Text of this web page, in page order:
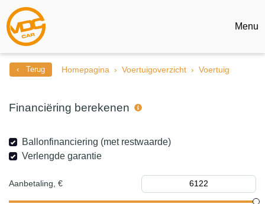
Menu
‹ Terug Homepagina Voertuigoverzicht Voertuig
Financiëring berekenen
Ballonfinanciering (met restwaarde)
Verlengde garantie
Aanbetaling, €